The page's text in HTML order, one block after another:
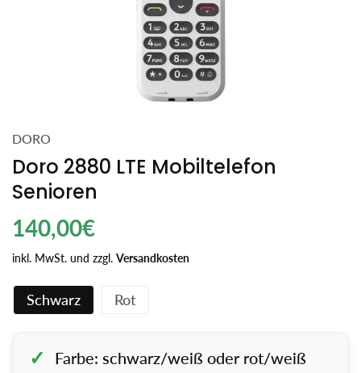
DORO
Doro 2880 LTE Mobiltelefon
Senioren
Regulärer
140,00€
inkl. MwSt. und zzgl. Versandkosten
Schwarz Rot
Farbe: schwarz/weiß oder rot/weiß